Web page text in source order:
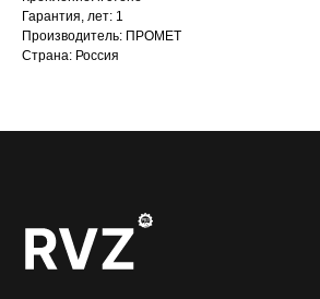
Гарантия, лет: 1
Производитель: ПРОМЕТ
Страна: Россия